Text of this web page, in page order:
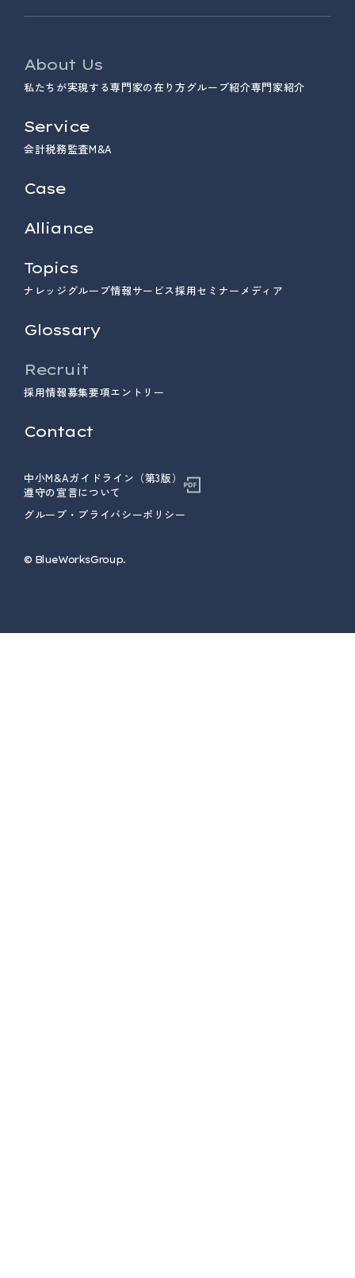
About Us
私たちが実現する専門家の在り方 グループ紹介専門家紹介
Service
会計税務監査M&A
Case
Alliance
Topics
ナレッジ グループ情報サービス採用セミナー メディア
Glossary
Recruit
採用情報募集要項エントリー
Contact
中小M&Aガイドライン（第3版）
遵守の宣言について
グループ・プライバシーポリシー
© ︎BlueWorksGroup.